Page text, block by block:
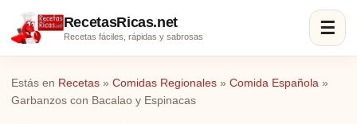
RecetasRicas.net
Recetas fáciles, rápidas y sabrosas ☰
Estás en Recetas » Comidas Regionales » Comida Española »
Garbanzos con Bacalao y Espinacas